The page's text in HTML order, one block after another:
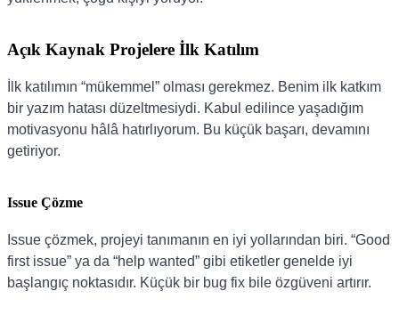
Açık Kaynak Projelere İlk Katılım
İlk katılımın “mükemmel” olması gerekmez. Benim ilk katkım
bir yazım hatası düzeltmesiydi. Kabul edilince yaşadığım
motivasyonu hâlâ hatırlıyorum. Bu küçük başarı, devamını
getiriyor.
Issue Çözme
Issue çözmek, projeyi tanımanın en iyi yollarından biri. “Good
first issue” ya da “help wanted” gibi etiketler genelde iyi
başlangıç noktasıdır. Küçük bir bug fix bile özgüveni artırır.